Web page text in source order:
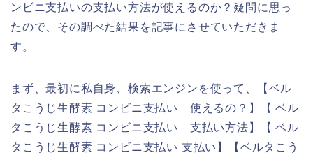
ンビニ支払いの支払い方法が使えるのか？疑問に思っ
たので、その調べた結果を記事にさせていただきま
す。
まず、最初に私自身、検索エンジンを使って、【ベル
タこうじ生酵素 コンビニ支払い 使えるの？】【 ベル
タこうじ生酵素 コンビニ支払い 支払い方法】【 ベル
タこうじ生酵素 コンビニ支払い 支払い】【ベルタこう